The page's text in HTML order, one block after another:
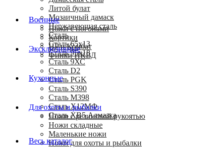
Литой булат
Мозаичный дамаск
Нержавеющая сталь
Сталь
Сталь 65х13
Сталь 95х18
Сталь 9ХС
Сталь D2
Сталь PGK
Сталь S390
Сталь M398
Сталь Х12МФ
Сталь ХВ5 Алмазка
Военные
Ножи с погонами
Кортики
HP и Комбат
Финки НКВД
Эксклюзивные
Кухонные
Для охоты и рыбалки
Ножи с резиновой рукоятью
Ножи складные
Маленькие ножи
Ножи для охоты и рыбалки
Весь каталог